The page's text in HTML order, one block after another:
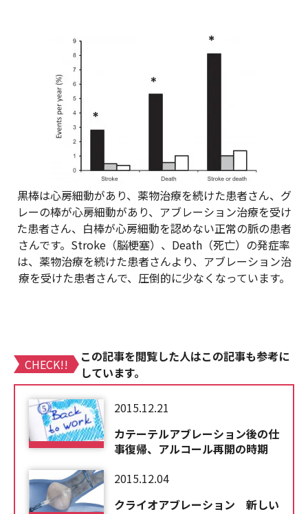
黒棒は心房細動があり、薬物治療を続けた患者さん、グ
レーの棒が心房細動があり、アブレーション治療を受け
た患者さん、白棒が心房細動を認めない正常の脈の患者
さんです。Stroke（脳梗塞）、Death（死亡）の発症率
は、薬物治療を続けた患者さんより、アブレーション治
療を受けた患者さんで、圧倒的に少なくなっています。
CHECK!!
この記事を閲覧した人はこの記事も参考に
しています。
2015.12.21
カテーテルアブレーション後の仕
事復帰、アルコール再開の時期
2015.12.04
クライオアブレーション 新しい